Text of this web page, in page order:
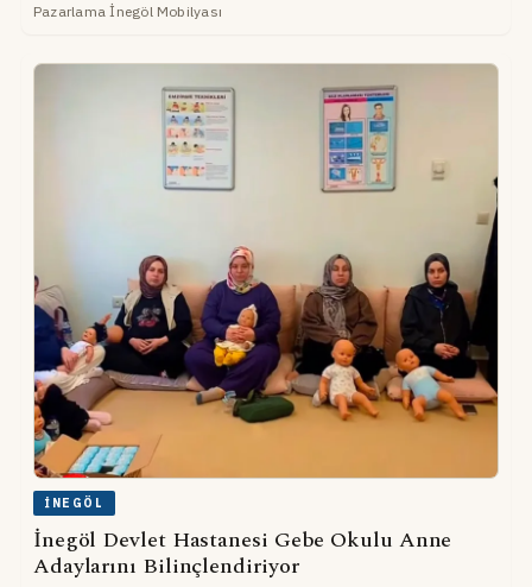
Pazarlama İnegöl Mobilyası
İNEGÖL
İnegöl Devlet Hastanesi Gebe Okulu Anne
Adaylarını Bilinçlendiriyor